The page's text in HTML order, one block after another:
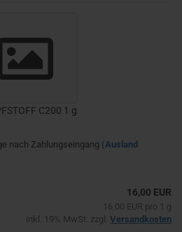
C200 1 g
nach Zahlungseingang (Ausland
16,00 EUR
16,00 EUR pro 1 g
inkl. 19% MwSt. zzgl. Versandkosten